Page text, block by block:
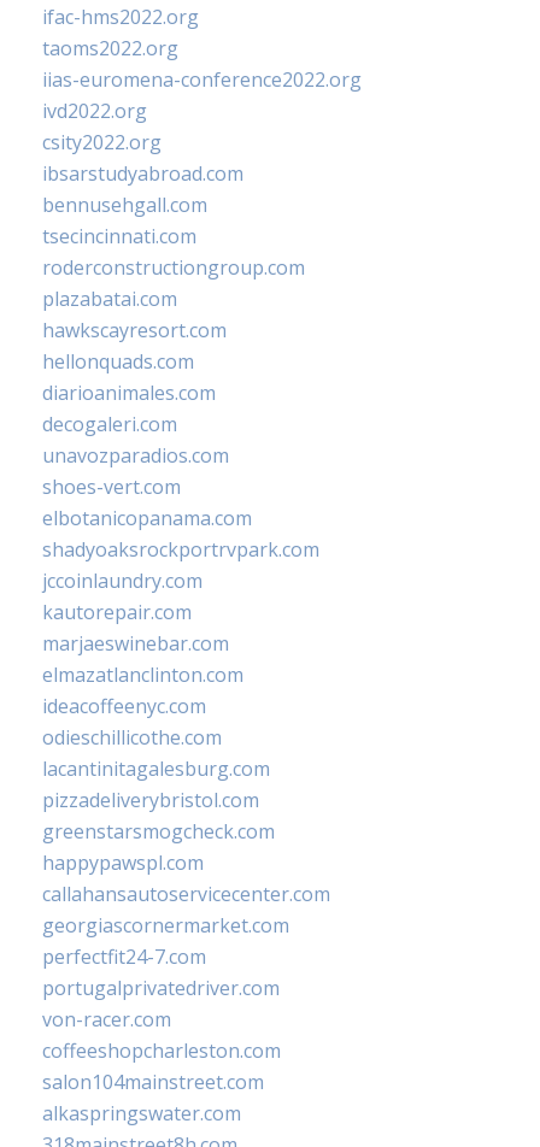
ifac-hms2022.org
taoms2022.org
iias-euromena-conference2022.org
ivd2022.org
csity2022.org
ibsarstudyabroad.com
bennusehgall.com
tsecincinnati.com
roderconstructiongroup.com
plazabatai.com
hawkscayresort.com
hellonquads.com
diarioanimales.com
decogaleri.com
unavozparadios.com
shoes-vert.com
elbotanicopanama.com
shadyoaksrockportrvpark.com
jccoinlaundry.com
kautorepair.com
marjaeswinebar.com
elmazatlanclinton.com
ideacoffeenyc.com
odieschillicothe.com
lacantinitagalesburg.com
pizzadeliverybristol.com
greenstarsmogcheck.com
happypawspl.com
callahansautoservicecenter.com
georgiascornermarket.com
perfectfit24-7.com
portugalprivatedriver.com
von-racer.com
coffeeshopcharleston.com
salon104mainstreet.com
alkaspringswater.com